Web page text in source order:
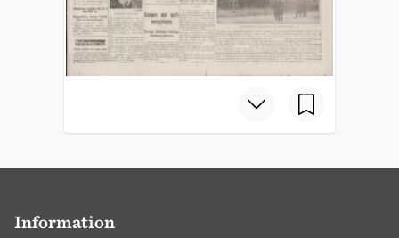
Information